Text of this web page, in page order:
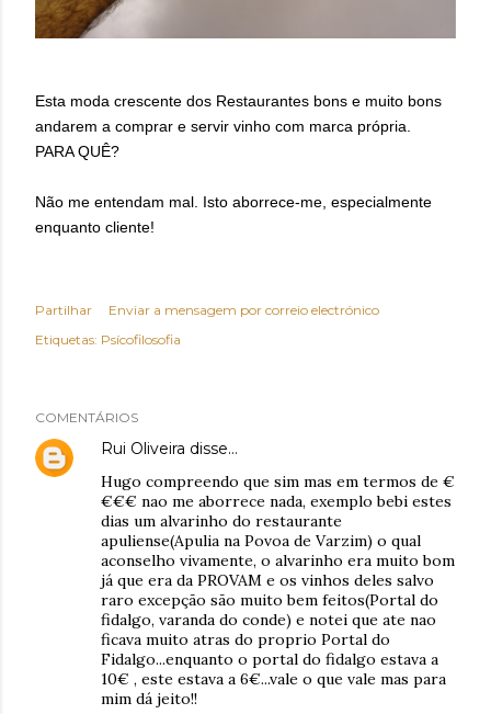
Esta moda crescente dos Restaurantes bons e muito bons
andarem a comprar e servir vinho com marca própria.
PARA QUÊ?
Não me entendam mal. Isto aborrece-me, especialmente
enquanto cliente!
Partilhar
Enviar a mensagem por correio electrónico
Etiquetas: Psícofilosofia
COMENTÁRIOS
Rui Oliveira disse…
Hugo compreendo que sim mas em termos de €
€€€ nao me aborrece nada, exemplo bebi estes
dias um alvarinho do restaurante
apuliense(Apulia na Povoa de Varzim) o qual
aconselho vivamente, o alvarinho era muito bom
já que era da PROVAM e os vinhos deles salvo
raro excepção são muito bem feitos(Portal do
fidalgo, varanda do conde) e notei que ate nao
ficava muito atras do proprio Portal do
Fidalgo...enquanto o portal do fidalgo estava a
10€ , este estava a 6€...vale o que vale mas para
mim dá jeito!!